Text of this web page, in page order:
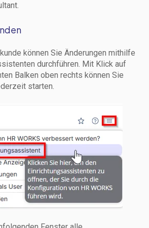
können Sie Änderungen mithilfe
durchführen. Mit Klick auf
Balken oben rechts können Sie
starten.